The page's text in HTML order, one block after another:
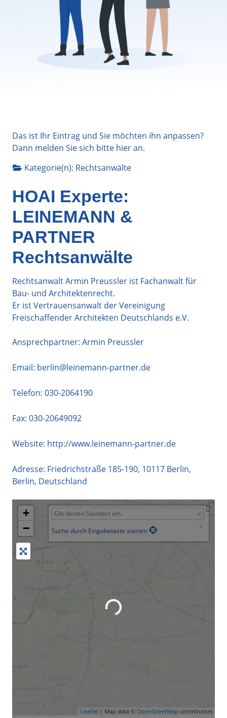
Das ist Ihr Eintrag und Sie möchten ihn anpassen?
Dann melden Sie sich bitte hieran.
Kategorie(n): Rechtsanwälte
HOAI Experte:
LEINEMANN &
PARTNER
Rechtsanwälte
Rechtsanwalt Armin Preussler ist Fachanwalt für
Bau- und Architektenrecht.
Er ist Vertrauensanwalt der Vereinigung
Freischaffender Architekten Deutschlands e.V.
Ansprechpartner: Armin Preussler
Email: berlin@leinemann-partner.de
Telefon: 030-2064190
Fax: 030-20649092
Website: http://www.leinemann-partner.de
Adresse: Friedrichstraße 185-190, 10117 Berlin,
Berlin, Deutschland
+
−
Suche durch Eingabetaste starten
Leaflet | Map data © OpenStreetMap contributors